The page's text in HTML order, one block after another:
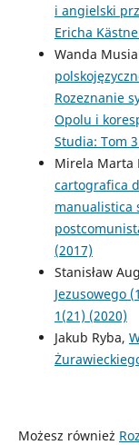
i angielski
Ericha
Wanda
Rozeznanie
Opolu i
Studia: Tom
Mirela Marta
cartografica
manualistica
(2017)
Stanisław
Jezusowego
1(21) (2020)
Jakub Ryba,
Możesz również